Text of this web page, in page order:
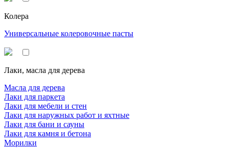
Колера
Универсальные колеровочные пасты
Лаки, масла для дерева
Масла для дерева
Лаки для паркета
Лаки для мебели и стен
Лаки для наружных работ и яхтные
Лаки для бани и сауны
Лаки для камня и бетона
Морилки